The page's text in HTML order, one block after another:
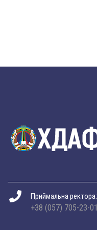
Приймальна ректора:
+38 (057) 705-23-01